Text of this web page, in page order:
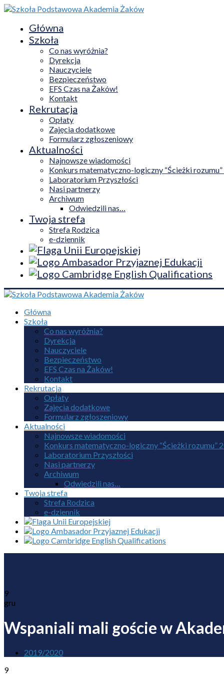
Główna
Szkoła
Co nas wyróżnia?
Dyrekcja
Nauczyciele
Bezpieczeństwo
EFS Czas na Żaków!
Kontakt
Rekrutacja
Opłaty
Zajęcia dodatkowe
Formularz zgłoszeniowy
Aktualności
Najnowsze wiadomości
Konkurs matematyczno-logiczny “Ścieżki
Laboratorium Przyszłości
Nasi partnerzy
Archiwum
Odwiedzili nas…
Twoja strefa
Strefa Rodzica
e-dziennik
Główna
Szkoła
Co nas wyróżnia?
Dyrekcja
Nauczyciele
Bezpieczeństwo
EFS Czas na Żaków!
Kontakt
Rekrutacja
Opłaty
Zajęcia dodatkowe
Formularz zgłoszeniowy
Aktualności
Najnowsze wiadomości
Konkurs matematyczno-logiczny “Ścieżki rozumu”
Laboratorium Przyszłości
Nasi partnerzy
Archiwum
Odwiedzili nas…
Twoja strefa
Strefa Rodzica
e-dziennik
9
gru
Wspaniali mali goście w
2019/2020
9